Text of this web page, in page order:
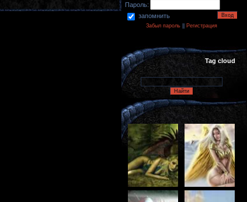
Пароль:
запомнить
Забыл пароль|| Регистрация
Tag cloud